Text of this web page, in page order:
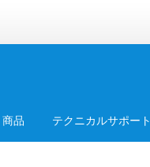
品 テクニカルサポート